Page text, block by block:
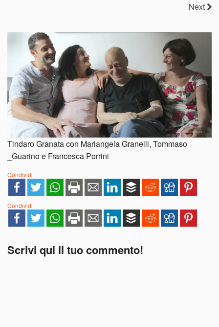
Next
Tindaro Granata con Mariangela Granelli, Tommaso
_Guarino e Francesca Porrini
Condividi
Condividi
Scrivi qui il tuo commento!